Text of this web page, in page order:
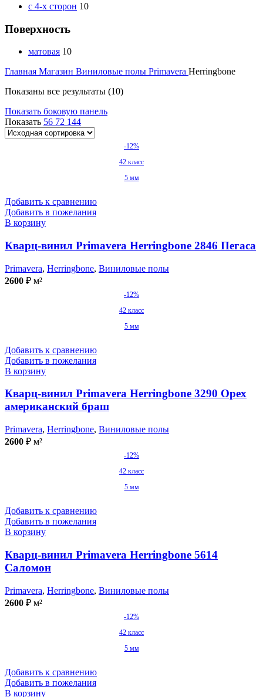
с 4-х сторон 10
Поверхность
матовая 10
Главная Магазин Виниловые полы Primavera Herringbone
Показаны все результаты (10)
Показать боковую панель
Показать 56 72 144
-12%
42 класс
5 мм
Добавить к сравнению
Добавить в пожелания
В корзину
Кварц-винил Primavera Herringbone 2846 Пегаса
Primavera, Herringbone, Виниловые полы
2600 ₽ м²
-12%
42 класс
5 мм
Добавить к сравнению
Добавить в пожелания
В корзину
Кварц-винил Primavera Herringbone 3290 Орех
американский браш
Primavera, Herringbone, Виниловые полы
2600 ₽ м²
-12%
42 класс
5 мм
Добавить к сравнению
Добавить в пожелания
В корзину
Кварц-винил Primavera Herringbone 5614
Саломон
Primavera, Herringbone, Виниловые полы
2600 ₽ м²
-12%
42 класс
5 мм
Добавить к сравнению
Добавить в пожелания
В корзину